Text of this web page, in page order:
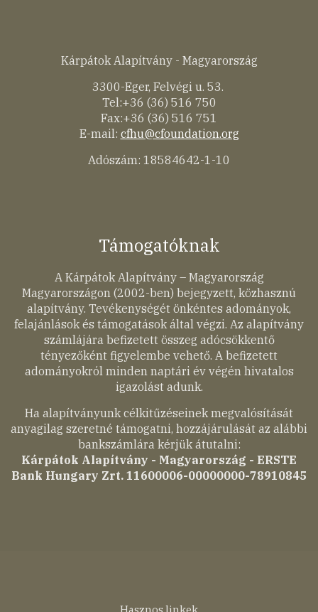
Kárpátok Alapítvány - Magyarország
3300-Eger, Felvégi u. 53.
Tel:+36 (36) 516 750
Fax:+36 (36) 516 751
E-mail: cfhu@cfoundation.org
Adószám: 18584642-1-10
Támogatóknak
A Kárpátok Alapítvány – Magyarország
Magyarországon (2002-ben) bejegyzett, közhasznú
alapítvány. Tevékenységét önkéntes adományok,
felajánlások és támogatások által végzi. Az alapítvány
számlájára befizetett összeg adócsökkentő
tényezőként figyelembe vehető. A befizetett
adományokról minden naptári év végén hivatalos
igazolást adunk.
Ha alapítványunk célkitűzéseinek megvalósítását
anyagilag szeretné támogatni, hozzájárulását az alábbi
bankszámlára kérjük átutalni:
Kárpátok Alapítvány - Magyarország - ERSTE
Bank Hungary Zrt. 11600006-00000000-78910845